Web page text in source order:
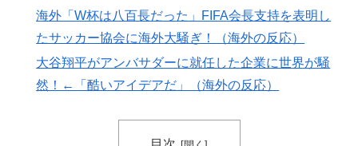
「アーセナルサポの好きなクラブで良かった」
▶
【海外の反応】日本のウェブサイトって質の低いものが
多い気がする → 「日本のIT業界は色々と問題があるか
らな」「ゲームのUIは優れてるのに不思議」
症状「日本後PTSD」に海外が大騒ぎ
海外「W杯は八百長だった」FIFA会長支持を表明し
たサッカー協会に海外大騒ぎ！（海外の反応）
大谷翔平がアンバサダーに就任した企業に世界が騒
然！←「酷いアイデアだ」（海外の反応）